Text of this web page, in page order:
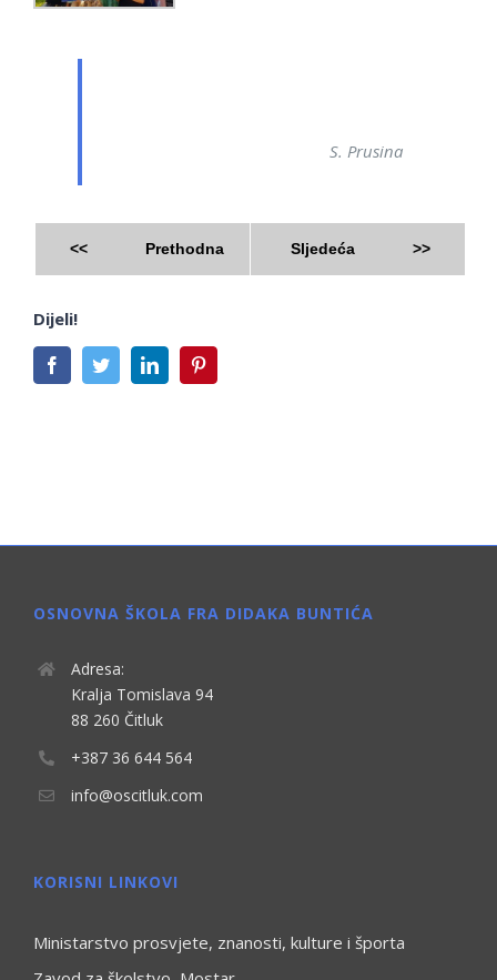
S. Prusina
<< Prethodna Sljedeća >>
Dijeli!
FacebookTwitterLinkedIn
OSNOVNA ŠKOLA FRA DIDAKA BUNTIĆA
Adresa:
Kralja Tomislava 94
88 260 Čitluk
+387 36 644 564
info@oscitluk.com
KORISNI LINKOVI
Ministarstvo prosvjete, znanosti, kulture i športa